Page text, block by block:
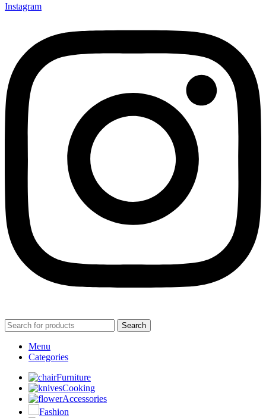
Instagram
Search
Menu
Categories
Furniture
Cooking
Accessories
Fashion